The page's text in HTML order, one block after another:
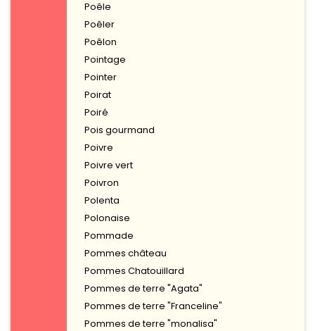
Poêle
Poêler
Poêlon
Pointage
Pointer
Poirat
Poiré
Pois gourmand
Poivre
Poivre vert
Poivron
Polenta
Polonaise
Pommade
Pommes château
Pommes Chatouillard
Pommes de terre "Agata"
Pommes de terre "Franceline"
Pommes de terre "monalisa"